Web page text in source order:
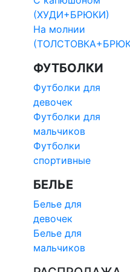
(ХУДИ+БРЮКИ)
На молнии
ФУТБОЛКИ
Футболки для
девочек
Футболки для
мальчиков
Футболки
спортивные
БЕЛЬЕ
Белье для
девочек
Белье для
мальчиков